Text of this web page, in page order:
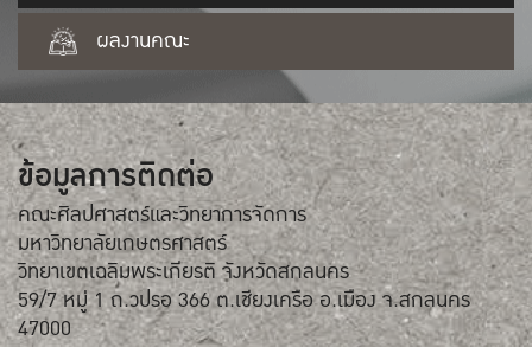
ผลงานคณะ
ข้อมูลการติดต่อ
คณะศิลปศาสตร์และวิทยาการจัดการ
มหาวิทยาลัยเกษตรศาสตร์
วิทยาเขตเฉลิมพระเกียรติ จังหวัดสกลนคร
59/7 หมู่ 1 ถ.วปรอ 366 ต.เชียงเครือ อ.เมือง จ.สกลนคร
47000